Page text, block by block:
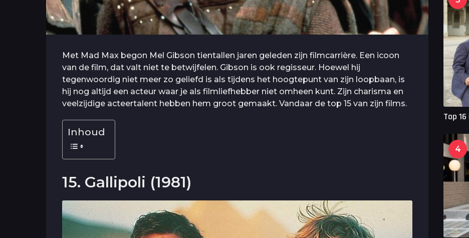
Met Mad Max begon Mel Gibson tientallen jaren geleden zijn filmcarrière. Een icoon
van de film, dat valt niet te betwijfelen. Gibson is ook regisseur. Hoewel hij
tegenwoordig niet meer zo geliefd is als tijdens het hoogtepunt van zijn loopbaan, is
hij nog altijd een acteur waar je als filmliefhebber niet omheen kunt. Zijn charisma en
veelzijdige acteertalent hebben hem groot gemaakt. Vandaar de top 15 van zijn films.
Inhoud
15. Gallipoli (1981)
Top
4